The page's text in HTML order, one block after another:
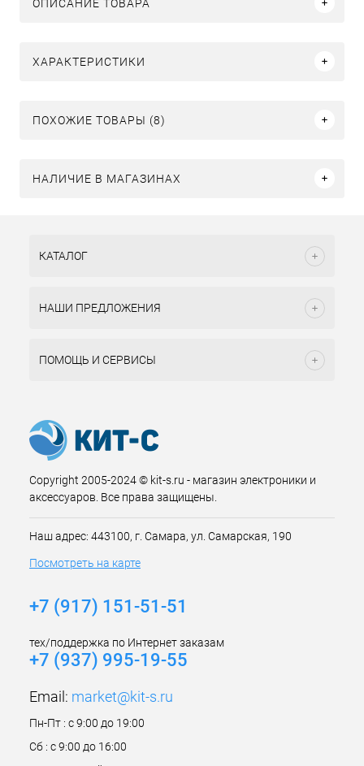
ОПИСАНИЕ ТОВАРА
ХАРАКТЕРИСТИКИ
ПОХОЖИЕ ТОВАРЫ (8)
НАЛИЧИЕ В МАГАЗИНАХ
КАТАЛОГ
НАШИ ПРЕДЛОЖЕНИЯ
ПОМОЩЬ И СЕРВИСЫ
Copyright 2005-2024 © kit-s.ru - магазин электроники и
аксессуаров. Все права защищены.
Наш адрес: 443100, г. Самара, ул. Самарская, 190
Посмотреть на карте
+7 (917) 151-51-51
тех/поддержка по Интернет заказам
+7 (937) 995-19-55
Email: market@kit-s.ru
Пн-Пт : с 9:00 до 19:00
Сб : с 9:00 до 16:00